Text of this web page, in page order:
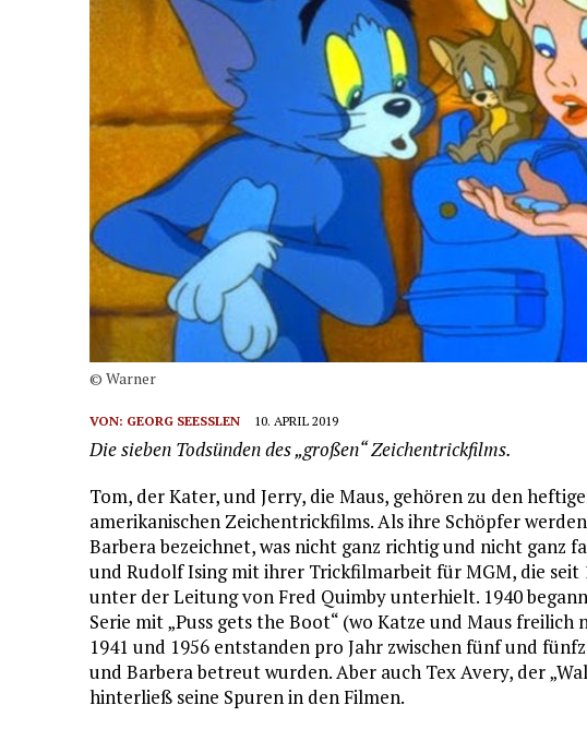
© Warner
VON: GEORG SEESSLEN 10. APRIL 2019
Die sieben Todsünden des „großen“ Zeichentrickfilms.
Tom, der Kater, und Jerry, die Maus, gehören zu den
amerikanischen Zeichentrickfilms. Als ihre Schöpfer
Barbera bezeichnet, was nicht ganz richtig und nicht ganz
und Rudolf Ising mit ihrer Trickfilmarbeit für MGM, die seit
unter der Leitung von Fred Quimby unterhielt. 1940
Serie mit „Puss gets the Boot“ (wo Katze und Maus
1941 und 1956 entstanden pro Jahr zwischen fünf und
und Barbera betreut wurden. Aber auch Tex Avery, der
hinterließ seine Spuren in den Filmen.